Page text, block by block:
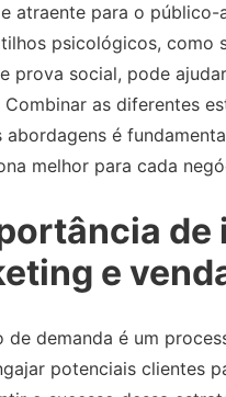
atraente para o público-
psicológicos, como
prova social, pode
Combinar as diferentes
abordagens é
melhor para cada
de
e
de demanda é um
potenciais clientes